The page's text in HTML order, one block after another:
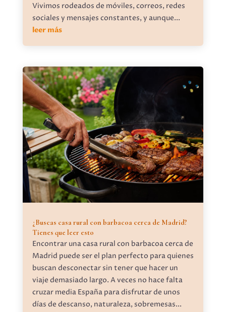
Vivimos rodeados de móviles, correos, redes
sociales y mensajes constantes, y aunque...
leer más
¿Buscas casa rural con barbacoa cerca de Madrid?
Tienes que leer esto
Encontrar una casa rural con barbacoa cerca de
Madrid puede ser el plan perfecto para quienes
buscan desconectar sin tener que hacer un
viaje demasiado largo. A veces no hace falta
cruzar media España para disfrutar de unos
días de descanso, naturaleza, sobremesas...